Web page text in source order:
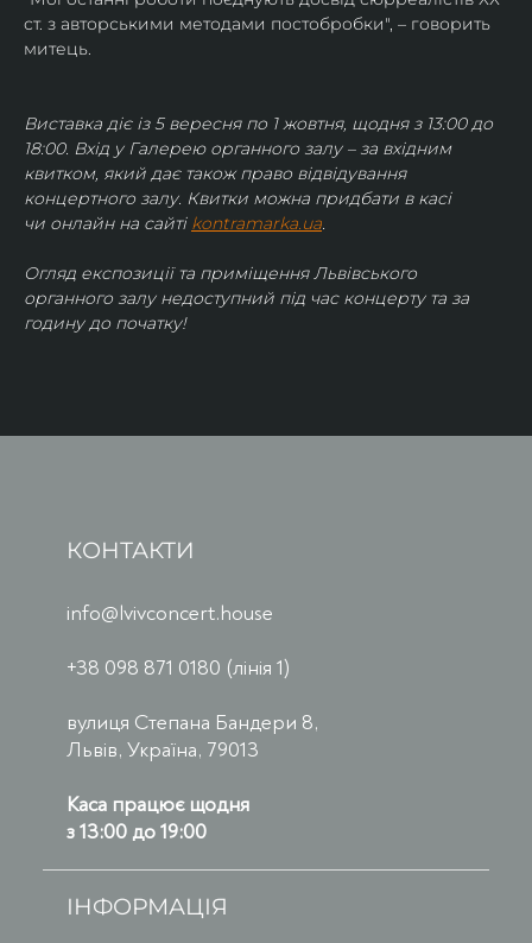
ст. з авторськими методами постобробки", – говорить
митець.
Виставка діє із 5 вересня по 1 жовтня, щодня з 13:00 до
18:00. Вхід у Галерею органного залу – за вхідним
квитком, який дає також право відвідування
концертного залу. Квитки можна придбати в касі
чи онлайн на сайті kontramarka.ua.
Огляд експозиції та приміщення Львівського
органного залу недоступний під час концерту та за
годину до початку!
КОНТАКТИ
info@lvivconcert.house
+38 098 871 0180 (лінія 1)
вулиця Степана Бандери 8,
Львів, Україна, 79013
Каса працює щодня
з 13:00 до 19:00
ІНФОРМАЦІЯ